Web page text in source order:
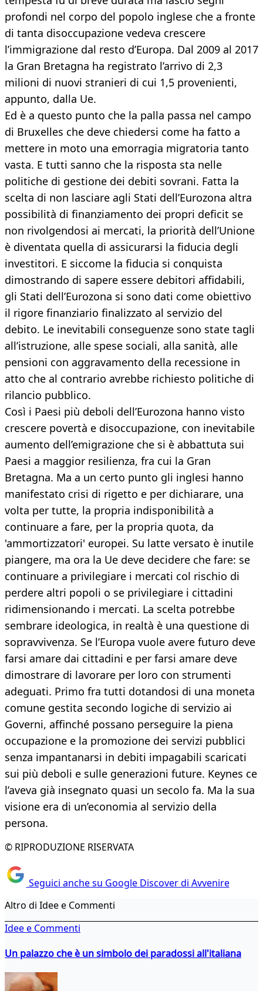
profondi nel corpo del popolo inglese che a fronte
di tanta disoccupazione vedeva crescere
l’immigrazione dal resto d’Europa. Dal 2009 al 2017
la Gran Bretagna ha registrato l’arrivo di 2,3
milioni di nuovi stranieri di cui 1,5 provenienti,
appunto, dalla Ue.
Ed è a questo punto che la palla passa nel campo
di Bruxelles che deve chiedersi come ha fatto a
mettere in moto una emorragia migratoria tanto
vasta. E tutti sanno che la risposta sta nelle
politiche di gestione dei debiti sovrani. Fatta la
scelta di non lasciare agli Stati dell’Eurozona altra
possibilità di finanziamento dei propri deficit se
non rivolgendosi ai mercati, la priorità dell’Unione
è diventata quella di assicurarsi la fiducia degli
investitori. E siccome la fiducia si conquista
dimostrando di sapere essere debitori affidabili,
gli Stati dell’Eurozona si sono dati come obiettivo
il rigore finanziario finalizzato al servizio del
debito. Le inevitabili conseguenze sono state tagli
all’istruzione, alle spese sociali, alla sanità, alle
pensioni con aggravamento della recessione in
atto che al contrario avrebbe richiesto politiche di
rilancio pubblico.
Così i Paesi più deboli dell’Eurozona hanno visto
crescere povertà e disoccupazione, con inevitabile
aumento dell’emigrazione che si è abbattuta sui
Paesi a maggior resilienza, fra cui la Gran
Bretagna. Ma a un certo punto gli inglesi hanno
manifestato crisi di rigetto e per dichiarare, una
volta per tutte, la propria indisponibilità a
continuare a fare, per la propria quota, da
'ammortizzatori' europei. Su latte versato è inutile
piangere, ma ora la Ue deve decidere che fare: se
continuare a privilegiare i mercati col rischio di
perdere altri popoli o se privilegiare i cittadini
ridimensionando i mercati. La scelta potrebbe
sembrare ideologica, in realtà è una questione di
sopravvivenza. Se l’Europa vuole avere futuro deve
farsi amare dai cittadini e per farsi amare deve
dimostrare di lavorare per loro con strumenti
adeguati. Primo fra tutti dotandosi di una moneta
comune gestita secondo logiche di servizio ai
Governi, affinché possano perseguire la piena
occupazione e la promozione dei servizi pubblici
senza impantanarsi in debiti impagabili scaricati
sui più deboli e sulle generazioni future. Keynes ce
l’aveva già insegnato quasi un secolo fa. Ma la sua
visione era di un’economia al servizio della
persona.
© RIPRODUZIONE RISERVATA
Seguici anche su Google Discover di Avvenire
Altro di Idee e Commenti
Idee e Commenti
Un palazzo che è un simbolo dei paradossi all'italiana